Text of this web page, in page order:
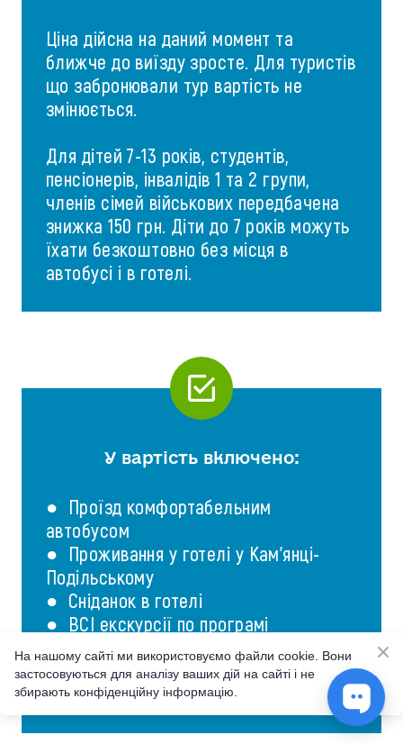
Ціна дійсна на даний момент та
ближче до виїзду зросте. Для туристів
що забронювали тур вартість не
змінюється.
Для дітей 7-13 років, студентів,
пенсіонерів, інвалідів 1 та 2 групи,
членів сімей військових передбачена
знижка 150 грн. Діти до 7 років можуть
їхати безкоштовно без місця в
автобусі і в готелі.
У вартість включено:
● Проїзд комфортабельним
автобусом
● Проживання у готелі у Кам'янці-
Подільському
● Сніданок в готелі
● ВСІ екскурсії по програмі
● ВСІ вхідні квитки по маршруту
● Супровід досвідченим гідом
● Страховка
На нашому сайті ми використовуємо файли cookie. Вони
застосовуються для аналізу ваших дій на сайті і не
збирають конфіденційну інформацію.